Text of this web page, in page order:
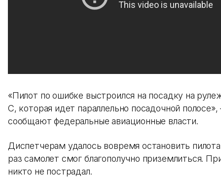
«Пилот по ошибке выстроился на посадку на
C, которая идет параллельно посадочной
сообщают федеральные авиационные власти.
Диспетчерам удалось вовремя остановить
раз самолет смог благополучно приземлиться.
никто не пострадал.